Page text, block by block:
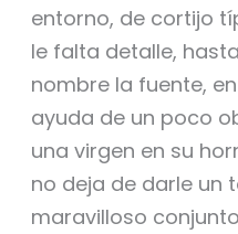
entorno, de cortijo
le falta detalle,
nombre la fuente,
ayuda de un poco
una virgen en su
no deja de darle un
maravilloso